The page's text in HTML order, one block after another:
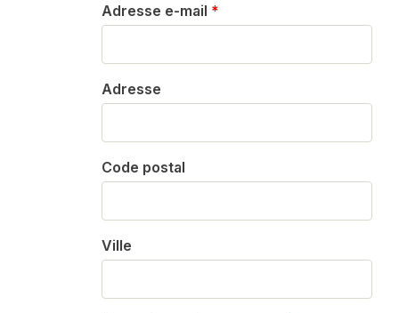
Adresse e-mail *
Adresse
Code postal
Ville